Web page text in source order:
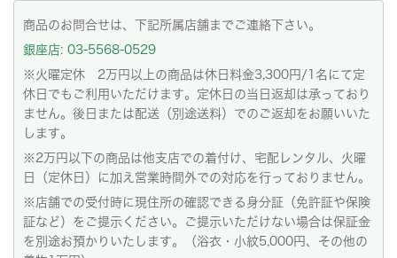
商品のお問合せは、下記所属店舗までご連絡下さい。
銀座店: 03-5568-0529
※火曜定休 2万円以上の商品は休日料金3,300円/1名にて定
休日でもご利用いただけます。定休日の当日返却は承っており
ません。後日または配送（別途送料）でのご返却をお願いいた
します。
※2万円以下の商品は他支店での着付け、宅配レンタル、火曜
日（定休日）に加え営業時間外での対応を行っておりません。
※店舗での受付時に現住所の確認できる身分証（免許証や保険
証など）をご提示ください。ご提示いただけない場合は保証金
を別途お預かりいたします。（浴衣・小紋5,000円、その他の